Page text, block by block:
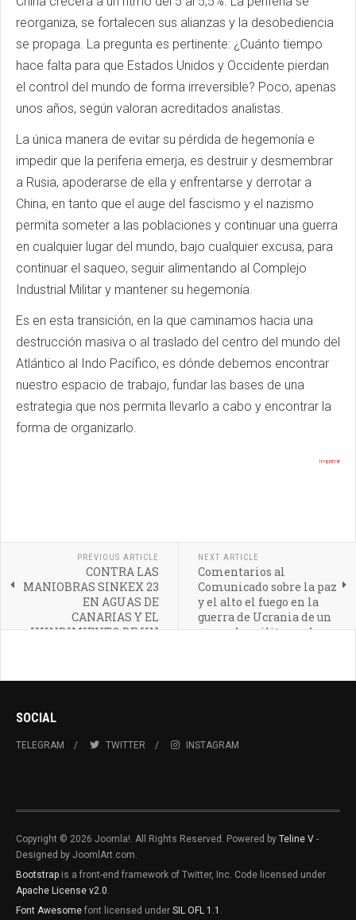
reorganiza, se fortalecen sus alianzas y la desobediencia
se propaga. La pregunta es pertinente: ¿Cuánto tiempo
hace falta para que Estados Unidos y Occidente pierdan
el control del mundo de forma irreversible? Poco, apenas
unos años, según valoran acreditados analistas.
La única manera de evitar su pérdida de hegemonía e
impedir que la periferia emerja, es destruir y desmembrar
a Rusia, apoderarse de ella y enfrentarse y derrotar a
China, en tanto que el auge del fascismo y el nazismo
permita someter a las poblaciones y continuar una guerra
en cualquier lugar del mundo, bajo cualquier excusa, para
continuar el saqueo, seguir alimentando al Complejo
Industrial Militar y mantener su hegemonía.
Es en esta transición, en la que caminamos hacia una
destrucción masiva o al traslado del centro del mundo del
Atlántico al Indo Pacífico, es dónde debemos encontrar
nuestro espacio de trabajo, fundar las bases de una
estrategia que nos permita llevarlo a cabo y encontrar la
forma de organizarlo.
Imprimir
PREVIOUS ARTICLE
CONTRA LAS
MANIOBRAS SINKEX 23
EN AGUAS DE
CANARIAS Y EL
HUNDIMIENTO DE UN
REAL
NEXT ARTICLE
Comentarios al
Comunicado sobre la paz
y el alto el fuego en la
guerra de Ucrania de un
grupo de militares de
SOCIAL
TELEGRAM TWITTER INSTAGRAM
Copyright © 2026 Joomla!. All Rights Reserved. Powered by Teline V -
Designed by JoomlArt.com.
Bootstrap is a front-end framework of Twitter, Inc. Code licensed under
Apache License v2.0.
Font Awesome font licensed under SIL OFL 1.1 .